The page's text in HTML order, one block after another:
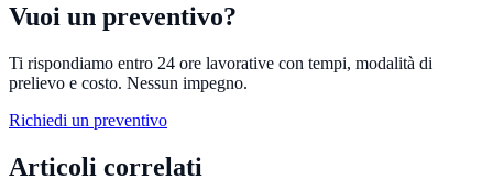
Vuoi un preventivo?
Ti rispondiamo entro 24 ore lavorative con tempi, modalità di
prelievo e costo. Nessun impegno.
Richiedi un preventivo
Articoli correlati